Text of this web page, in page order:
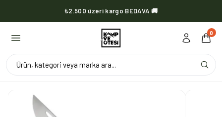
₺2.500 üzeri kargo BEDAVA 🚚
KVOX ürünlerinde kargo her zaman bedava 🔥
0
Ürün, kategori veya marka ara...